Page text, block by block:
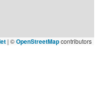
| ©OpenStreetMapcontributors